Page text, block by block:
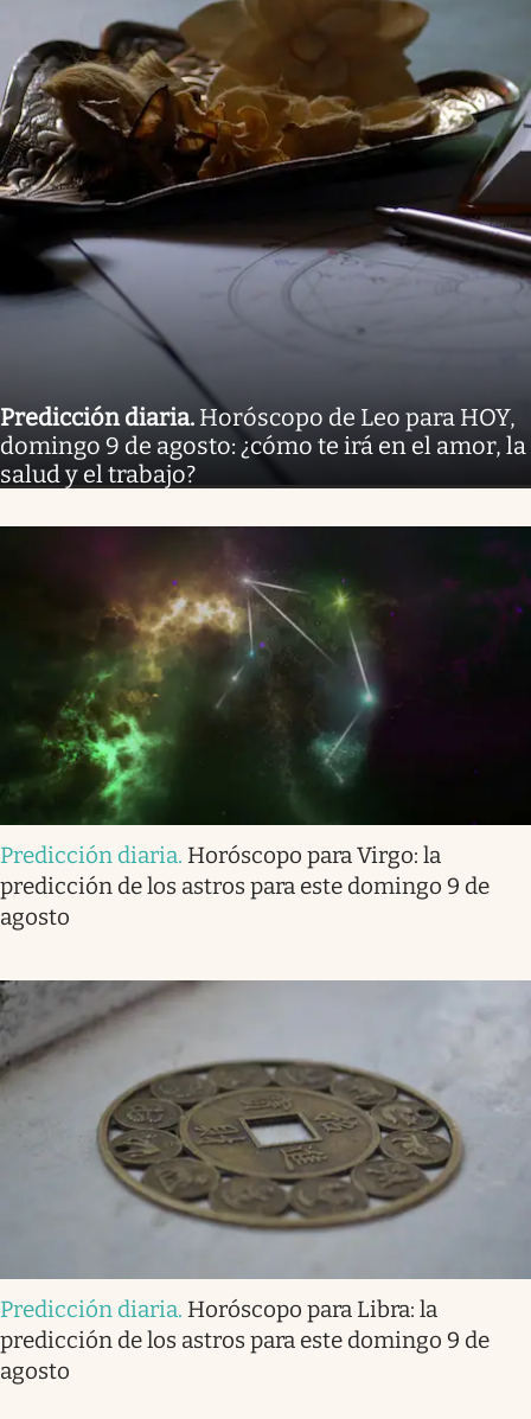
Predicción diaria. Horóscopo de Leo para HOY,
domingo 9 de agosto: ¿cómo te irá en el amor, la
salud y el trabajo?
Predicción diaria. Horóscopo para Virgo: la
predicción de los astros para este domingo 9 de
agosto
Predicción diaria. Horóscopo para Libra: la
predicción de los astros para este domingo 9 de
agosto